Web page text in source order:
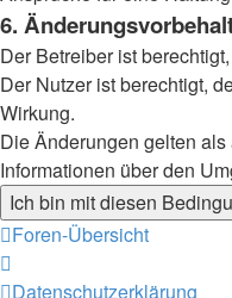
6.
Der Betreiber ist
Der Nutzer ist berechtigt,
Wirkung.
Die Änderungen gelten
Informationen über den
Foren-Übersicht
Datenschutzerklärung